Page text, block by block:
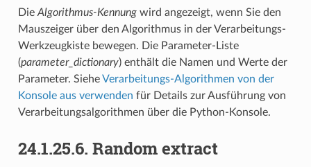
Die Algorithmus-Kennungwird angezeigt, wenn Sie den
Mauszeiger über den Algorithmus in der Verarbeitungs-
Werkzeugkiste bewegen. Die Parameter-Liste
(parameter_dictionary) enthält die Namen und Werte der
Parameter. SieheVerarbeitungs-Algorithmen von der
Konsole aus verwenden für Details zur Ausführung von
Verarbeitungsalgorithmen über die Python-Konsole.
24.1.25.6. Random extract